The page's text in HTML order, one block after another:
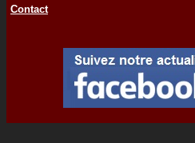
Contact